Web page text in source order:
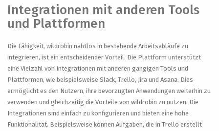
Integrationen mit anderen Tools
und Plattformen
Die Fähigkeit, wildrobin nahtlos in bestehende Arbeitsabläufe zu
integrieren, ist ein entscheidender Vorteil. Die Plattform unterstützt
eine Vielzahl von Integrationen mit anderen gängigen Tools und
Plattformen, wie beispielsweise Slack, Trello, Jira und Asana. Dies
ermöglicht es den Nutzern, ihre bevorzugten Anwendungen weiterhin zu
verwenden und gleichzeitig die Vorteile von wildrobin zu nutzen. Die
Integrationen sind einfach zu konfigurieren und bieten eine hohe
Funktionalität. Beispielsweise können Aufgaben, die in Trello erstellt